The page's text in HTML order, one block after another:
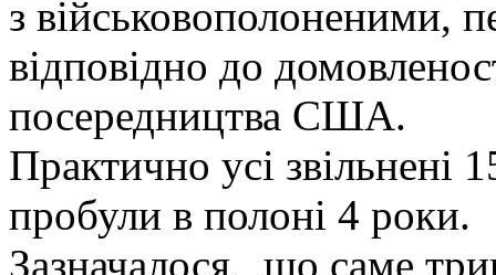
з військовополоненими,
відповідно до
посередництва США.
Практично усі звільнені
пробули в полоні 4 роки.
Зазначалося, що саме